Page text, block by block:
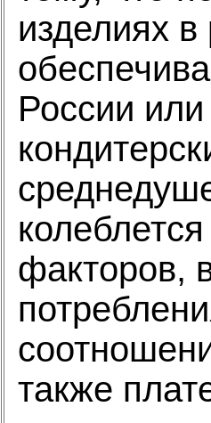
изделиях
России
факторов,
также